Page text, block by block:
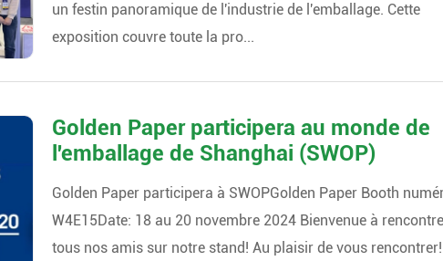
un festin panoramique de l'industrie de l'emballage. Cette
exposition couvre toute la pro...
Golden Paper participera au monde de
l'emballage de Shanghai (SWOP)
Golden Paper participera à SWOPGolden Paper Booth
W4E15Date: 18 au 20 novembre 2024 Bienvenue à
tous nos amis sur notre stand! Au plaisir de vous rencontrer!